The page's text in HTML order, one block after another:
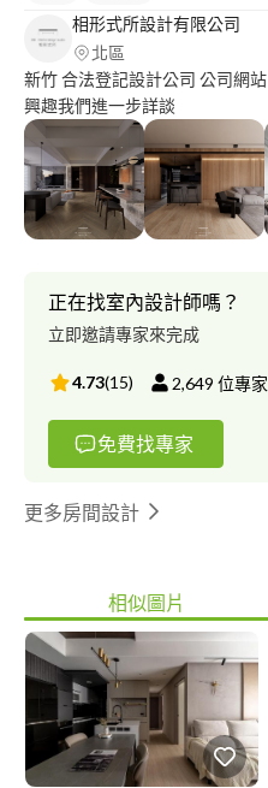
相形式所設計有限公司
北區
新竹 合法登記設計公司 公司網站 裡面更詳細的流程收費方式 如有
興趣我們進一步詳談
正在找室內設計師嗎？
立即邀請專家來完成
4.73(15) 2,649 位專家
免費找專家
更多房間設計
相似圖片